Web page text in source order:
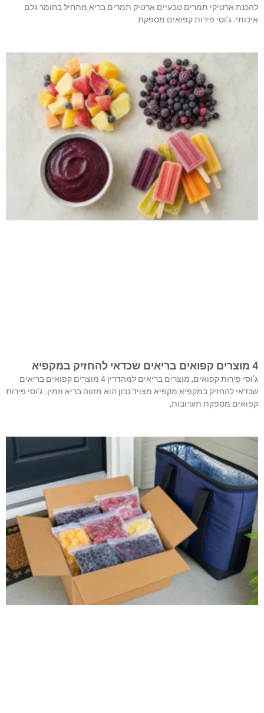
להכנת ארטיקי תמרים טבעיים ארטיק תמרים בריא מתחיל בחומר גלם
איכותי. ג’וסי פירות קפואים מספקת
4 מוצרים קפואים בריאים שכדאי להחזיק במקפיא
ג’וסי פירות קפואים, מוצרים בריאים למהדרין 4 מוצרים קפואים בריאים
שכדאי להחזיק במקפיא מקפיא מצויד נכון הוא מזווה בריא וזמין. ג’וסי פירות
קפואים מספקת תערובות,